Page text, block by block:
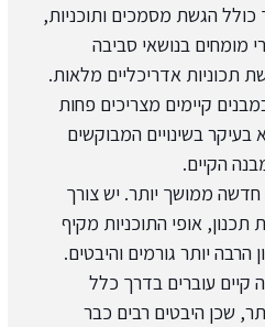
כולל הגשת מסמכים ותוכניות,
מומחים בנושאי סביבה
תכוניות אדריכליים מלאות.
קיימים מצריכים פחות
בעיקר בשינויים המבוקשים
הקיים.
חדשה ממושך יותר. יש צורך
תכנון, אופי התוכניות מקיף
הרבה יותר גורמים והיבטים.
קיים עוברים בדרך כלל
שכן היבטים רבים כבר